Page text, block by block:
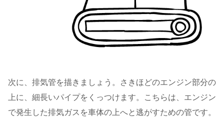
次に、排気管を描きましょう。さきほどのエンジン部分の
上に、細長いパイプをくっつけます。こちらは、エンジン
で発生した排気ガスを車体の上へと逃がすための管です。